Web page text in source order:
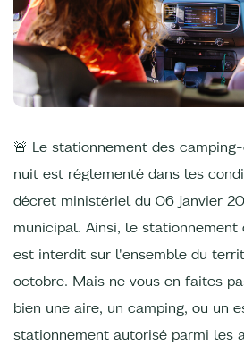
🚨 Le stationnement des
nuit est réglementé dans les
décret ministériel du 06 janvier
municipal. Ainsi, le
est interdit sur l'ensemble du
octobre. Mais ne vous en faites
bien une aire, un camping, ou un
stationnement autorisé parmi les